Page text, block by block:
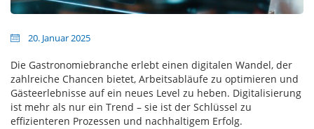
20. Januar 2025
Die Gastronomiebranche erlebt einen digitalen Wandel, der
zahlreiche Chancen bietet, Arbeitsabläufe zu optimieren und
Gästeerlebnisse auf ein neues Level zu heben. Digitalisierung
ist mehr als nur ein Trend – sie ist der Schlüssel zu
effizienteren Prozessen und nachhaltigem Erfolg.